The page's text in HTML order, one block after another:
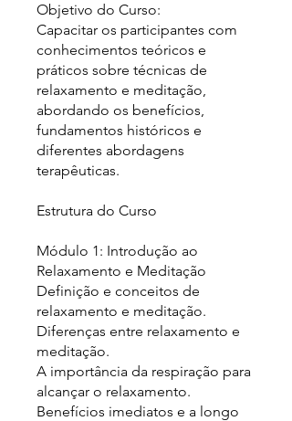
Objetivo do Curso:
Capacitar os participantes com
conhecimentos teóricos e
práticos sobre técnicas de
relaxamento e meditação,
abordando os benefícios,
fundamentos históricos e
diferentes abordagens
terapêuticas.
Estrutura do Curso
Módulo 1: Introdução ao
Relaxamento e Meditação
Definição e conceitos de
relaxamento e meditação.
Diferenças entre relaxamento e
meditação.
A importância da respiração para
alcançar o relaxamento.
Benefícios imediatos e a longo